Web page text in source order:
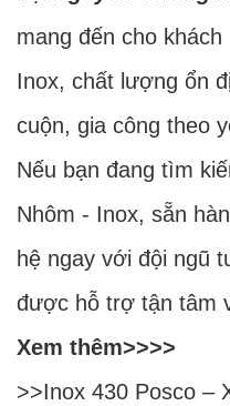
mang đến cho
Inox, chất lượng ổn
cuộn, gia công theo
Nếu bạn đang tìm
Nhôm - Inox, sẵn
hệ ngay với đội ngũ
được hỗ trợ tận tâm
Xem thêm>>>>
>>Inox 430 Posco –